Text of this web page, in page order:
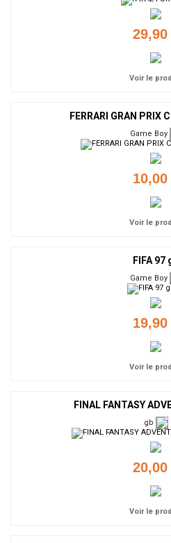
29,90
Voir le
FERRARI GRAN PRIX
Game Boy
10,00
Voir le
FIFA 97
Game Boy
19,90
Voir le
FINAL FANTASY
gb
20,00
Voir le